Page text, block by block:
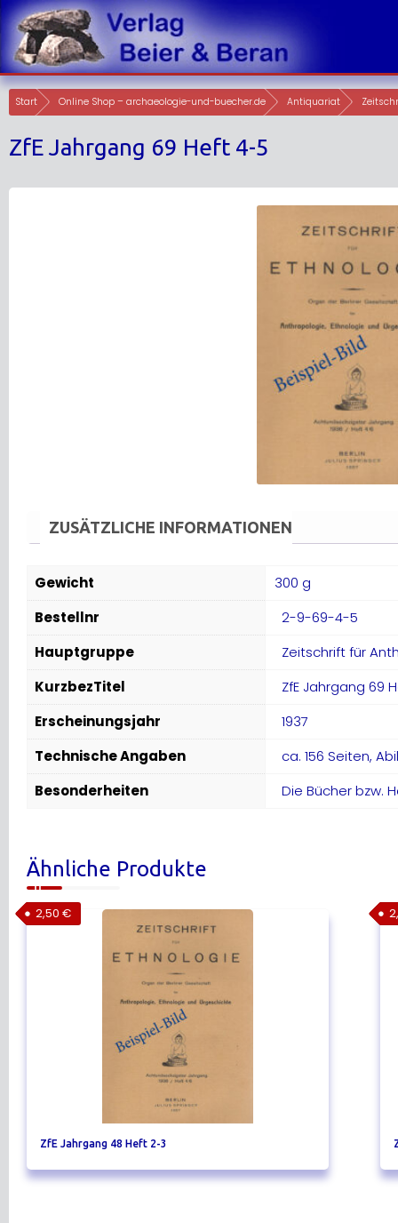
Skip
to
content
Start Online Shop – archaeologie-und-buecher.de Antiquariat
ZfE Jahrgang 69 Heft 4-5
ZUSÄTZLICHE INFORMATIONEN
Gewicht
300 g
Bestellnr
2-9-69-4-5
Hauptgruppe
Zeitschrift für
KurzbezTitel
ZfE Jahrgang 69
Erscheinungsjahr
1937
Technische Angaben
ca. 156 Seiten,
Besonderheiten
Die Bücher bzw.
Ähnliche Produkte
ZfE Jahrgang 48 Heft 2-3
2,50 €